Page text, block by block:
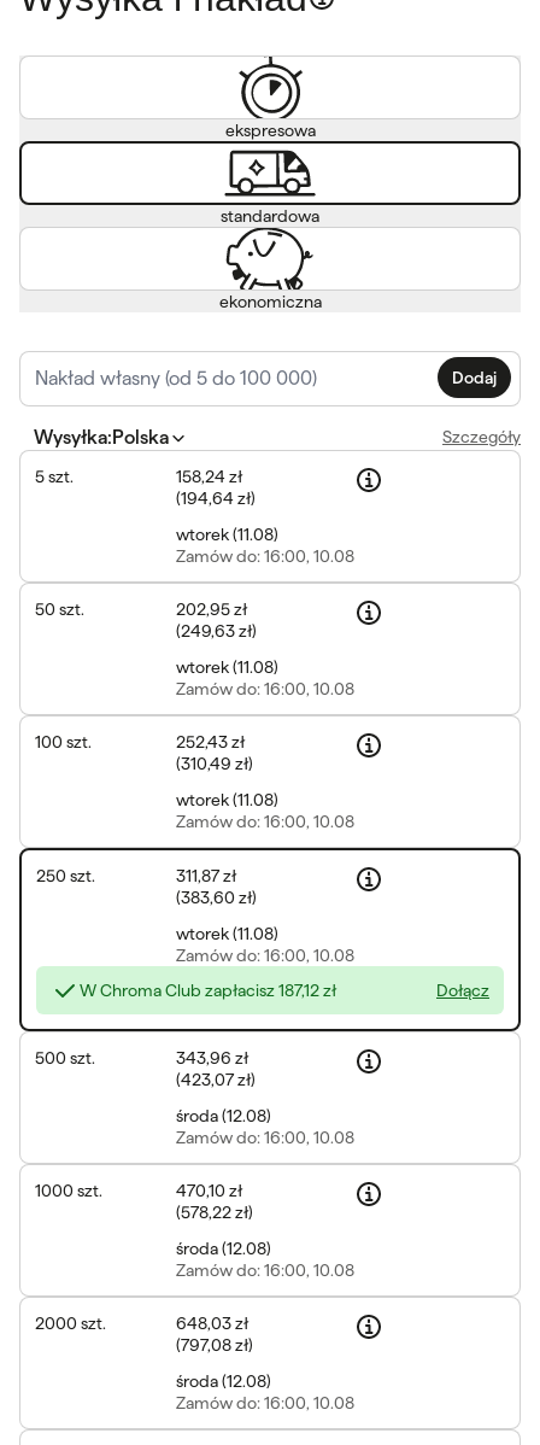
ekspresowa
standardowa
ekonomiczna
Dodaj
Wysyłka: Polska Szczegóły
5szt.
158,24 zł
(194,64 zł)
wtorek(11.08)
Zamówdo: 16:00, 10.08
50 szt.
202,95 zł
(249,63 zł)
wtorek(11.08)
Zamówdo: 16:00, 10.08
100 szt.
252,43 zł
(310,49 zł)
wtorek(11.08)
Zamówdo: 16:00, 10.08
250 szt.
311,87 zł
(383,60 zł)
wtorek(11.08)
Zamówdo: 16:00, 10.08
W Chroma Club zapłacisz187,12 zł Dołącz
500 szt.
343,96 zł
(423,07 zł)
środa(12.08)
Zamówdo: 16:00, 10.08
1000 szt.
470,10 zł
(578,22 zł)
środa(12.08)
Zamówdo: 16:00, 10.08
2000 szt.
648,03 zł
(797,08 zł)
środa(12.08)
Zamówdo: 16:00, 10.08